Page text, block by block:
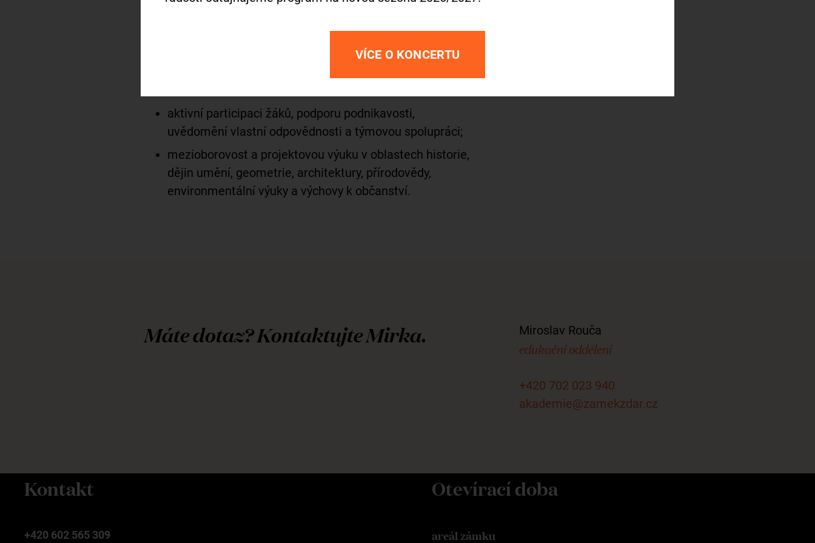
místně zakotvené učení a budování vztahu žáků k
aktivní participaci žáků, podporu podnikavosti,
uvědomění vlastní odpovědnosti a týmovou spolupráci;
mezioborovost a projektovou výuku v oblastech historie,
dějin umění, geometrie, architektury, přírodovědy,
environmentální výuky a výchovy k občanství.
Máte dotaz? Kontaktujte Mirka. Miroslav Rouča
edukační oddělení
+420 702 023 940
akademie@zamekzdar.cz
Kontakt
+420 602 565 309
Otevírací doba
areál zámku
VÍCE O KONCERTU